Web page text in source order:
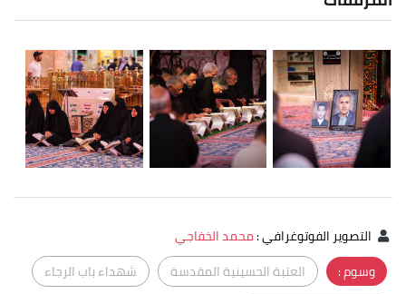
التصوير الفوتوغرافي:محمد الخفاجي
وسوم :
العتبة الحسينية المقدسة
شهداء باب الرجاء